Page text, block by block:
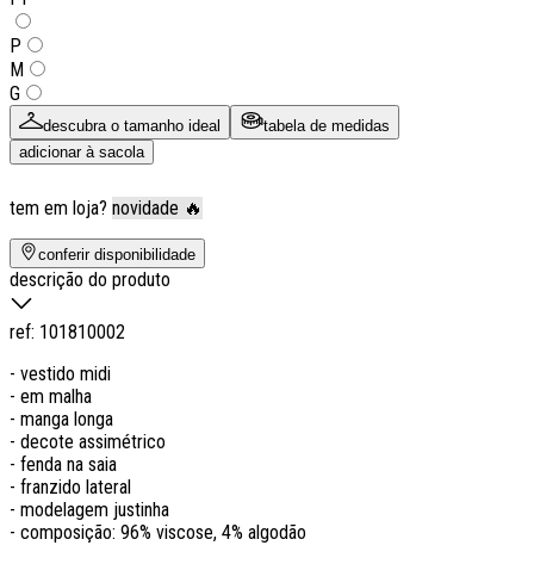
P
M
G
descubra o tamanho ideal
tabela de medidas
adicionar à sacola
tem em loja? novidade 🔥
conferir disponibilidade
descrição do produto
ref: 101810002
- vestido midi
- em malha
- manga longa
- decote assimétrico
- fenda na saia
- franzido lateral
- modelagem justinha
- composição: 96% viscose, 4% algodão